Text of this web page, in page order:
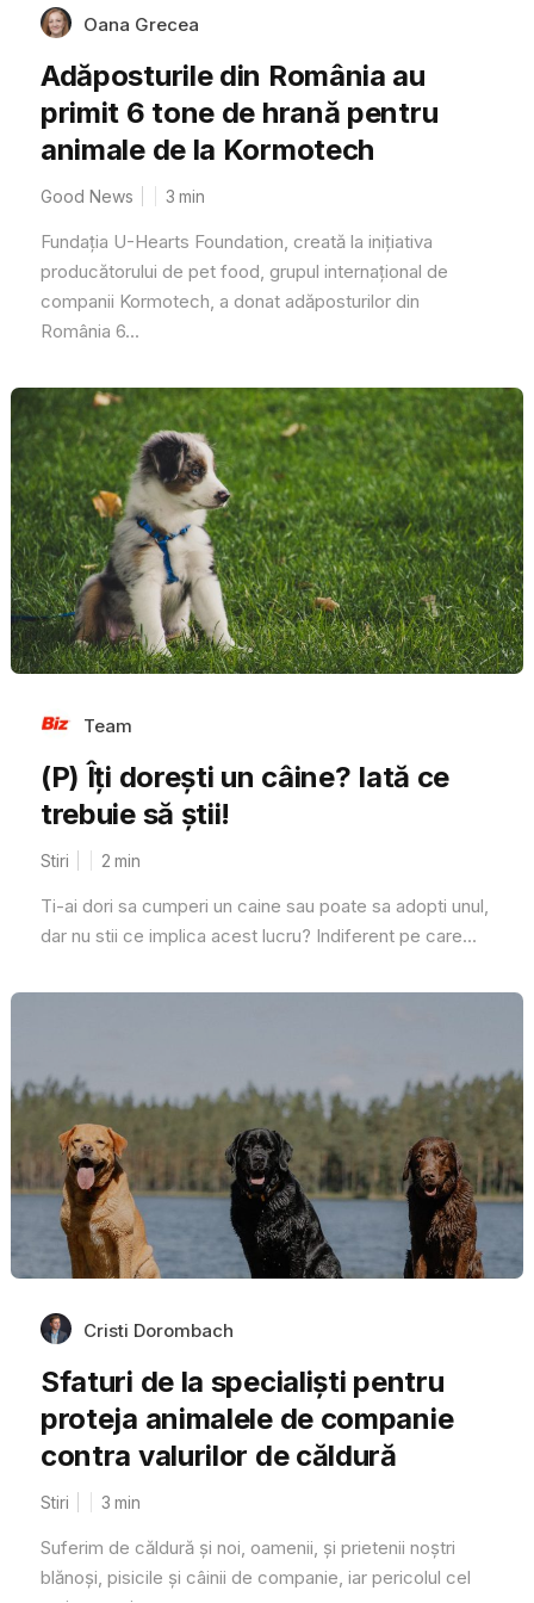
Oana Grecea
Adăposturile din România au
primit 6 tone de hrană pentru
animale de la Kormotech
Good News 3 min
Fundația U-Hearts Foundation, creată la inițiativa
producătorului de pet food, grupul internațional de
companii Kormotech, a donat adăposturilor din
România 6...
Team
(P) Îți dorești un câine? Iată ce
trebuie să știi!
Stiri 2 min
Ti-ai dori sa cumperi un caine sau poate sa adopti unul,
dar nu stii ce implica acest lucru? Indiferent pe care...
Cristi Dorombach
Sfaturi de la specialiști pentru
proteja animalele de companie
contra valurilor de căldură
Stiri 3 min
Suferim de căldură și noi, oamenii, și prietenii noștri
blănoși, pisicile și câinii de companie, iar pericolul cel